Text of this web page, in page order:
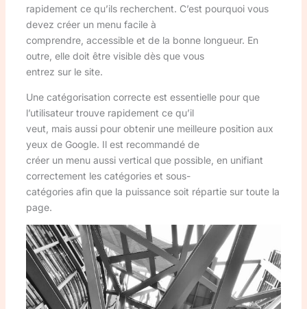
rapidement ce qu’ils recherchent. C’est pourquoi vous
devez créer un menu facile à
comprendre, accessible et de la bonne longueur. En
outre, elle doit être visible dès que vous
entrez sur le site.
Une catégorisation correcte est essentielle pour que
l’utilisateur trouve rapidement ce qu’il
veut, mais aussi pour obtenir une meilleure position aux
yeux de Google. Il est recommandé de
créer un menu aussi vertical que possible, en unifiant
correctement les catégories et sous-
catégories afin que la puissance soit répartie sur toute la
page.